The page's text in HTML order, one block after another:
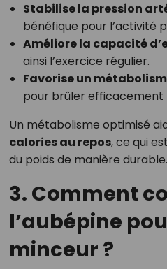
Stabilise la pression
bénéfique pour l’activité
Améliore la capacité
ainsi l’exercice régulier.
Favorise un
pour brûler efficacement
Un métabolisme optimisé
calories au repos, ce qui
du poids de manière durable.
3. Comment
l’aubépine
minceur ?